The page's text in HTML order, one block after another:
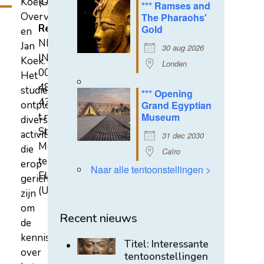
*** Ramses and
The Pharaohs'
Gold
30 aug 2026
Londen
*** Opening
Grand Egyptian
Museum
31 dec 2030
Caïro
Naar alle tentoonstellingen >
Recent nieuws
Titel: Interessante
tentoonstellingen
Overvest
en
Jan
Koek.
Het
studiecentrum
ontplooit
diverse
activiteiten
die
erop
gericht
zijn
om
de
kennis
over
Rekeningnummer
NL31
INGB
0007
4852
43
t.n.v.
Stichting
Mehen
te
Elst
(U)